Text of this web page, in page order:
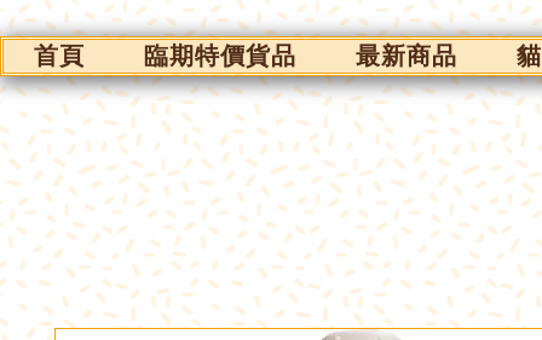
首頁 臨期特價貨品 最新商品